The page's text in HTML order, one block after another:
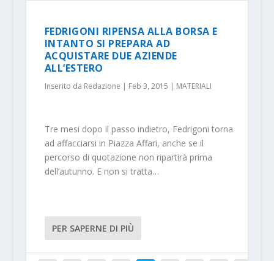
FEDRIGONI RIPENSA ALLA BORSA E
INTANTO SI PREPARA AD
ACQUISTARE DUE AZIENDE
ALL’ESTERO
Inserito da Redazione | Feb 3, 2015 | MATERIALI
Tre mesi dopo il passo indietro, Fedrigoni torna
ad affacciarsi in Piazza Affari, anche se il
percorso di quotazione non ripartirà prima
dell’autunno. E non si tratta…
PER SAPERNE DI PIÙ